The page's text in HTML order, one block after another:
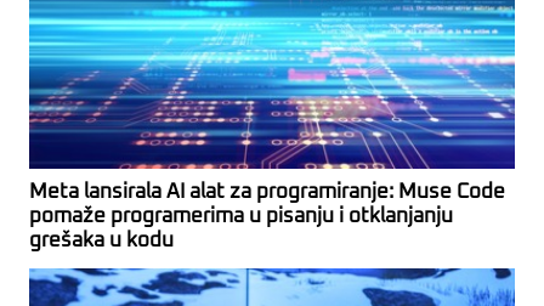
Meta lansirala AI alat za programiranje: Muse Code
pomaže programerima u pisanju i otklanjanju
grešaka u kodu